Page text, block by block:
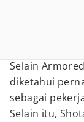
Selain
diketahui
sebagai
Selain itu,